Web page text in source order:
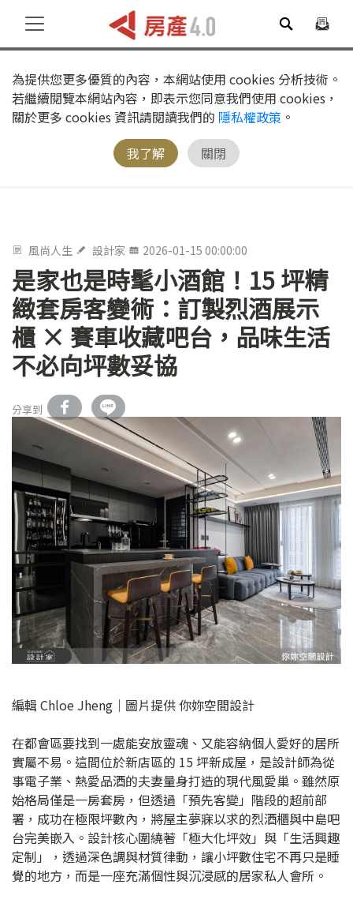
為提供您更多優質的內容，本網站使用 cookies 分析技術。
若繼續閱覽本網站內容，即表示您同意我們使用 cookies，
關於更多 cookies 資訊請閱讀我們的 隱私權政策 。
我了解
關閉
風尚人生 設計家 2026-01-15 00:00:00
是家也是時髦小酒館！15 坪精
緻套房客變術：訂製烈酒展示
櫃 × 賽車收藏吧台，品味生活
不必向坪數妥協
分享到
編輯 Chloe Jheng｜圖片提供 你妳空間設計
在都會區要找到一處能安放靈魂、又能容納個人愛好的居所
實屬不易。這間位於新店區的 15 坪新成屋，是設計師為從
事電子業、熱愛品酒的夫妻量身打造的現代風愛巢。雖然原
始格局僅是一房套房，但透過「預先客變」階段的超前部
署，成功在極限坪數內，將屋主夢寐以求的烈酒櫃與中島吧
台完美嵌入。設計核心圍繞著「極大化坪效」與「生活興趣
定制」，透過深色調與材質律動，讓小坪數住宅不再只是睡
覺的地方，而是一座充滿個性與沉浸感的居家私人會所。